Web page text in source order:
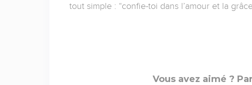
tout simple : “confie-toi dans l’amour et la
Vous avez aimé ?